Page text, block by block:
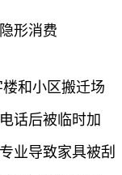
形消费
和小区搬迁场
话后被临时加
业导致家具被刮